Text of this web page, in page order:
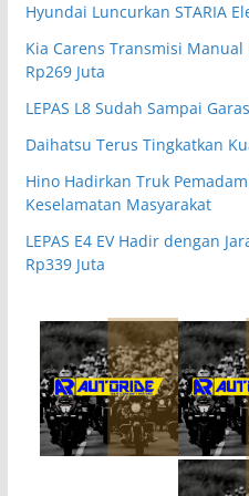
Hyundai Luncurkan STARIA
Kia Carens Transmisi
Rp269 Juta
LEPAS L8 Sudah Sampai
Daihatsu Terus Tingkatkan
Hino Hadirkan Truk
Keselamatan Masyarakat
LEPAS E4 EV Hadir dengan
Rp339 Juta